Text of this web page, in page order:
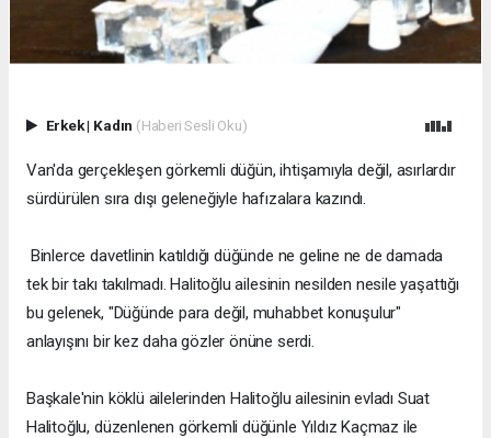
Erkek| Kadın (Haberi Sesli Oku)
Van'da gerçekleşen görkemli düğün, ihtişamıyla değil, asırlardır
sürdürülen sıra dışı geleneğiyle hafızalara kazındı.
Binlerce davetlinin katıldığı düğünde ne geline ne de damada
tek bir takı takılmadı. Halitoğlu ailesinin nesilden nesile yaşattığı
bu gelenek, "Düğünde para değil, muhabbet konuşulur"
anlayışını bir kez daha gözler önüne serdi.
Başkale'nin köklü ailelerinden Halitoğlu ailesinin evladı Suat
Halitoğlu, düzenlenen görkemli düğünle Yıldız Kaçmaz ile